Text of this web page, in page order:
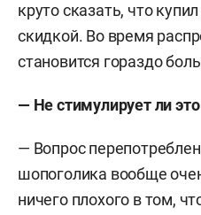
круто сказать, что
скидкой. Во время
становится гораздо
— Не стимулирует ли
— Вопрос
шопоголика вообще
ничего плохого в том,